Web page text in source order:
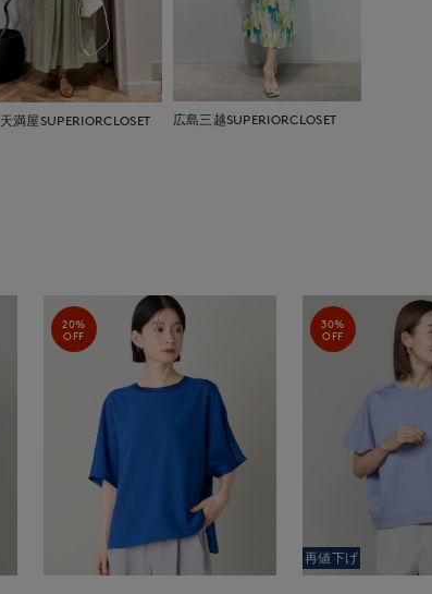
満屋SUPERIORCLOSET 広島三越SUPERIORCLOSET
20%
OFF
30%
OFF
再値下げ